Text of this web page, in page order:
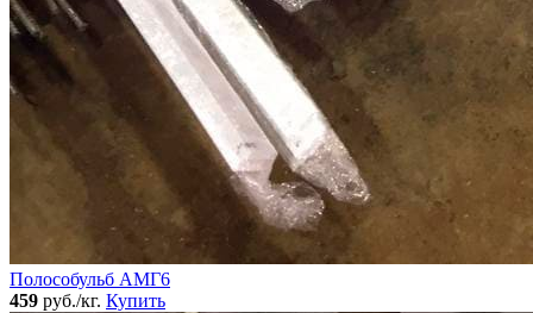
Полособульб АМГ6
459 руб./кг. Купить